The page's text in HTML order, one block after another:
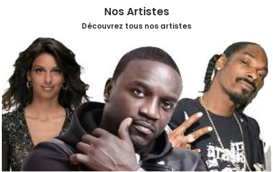
Nos Artistes
Découvrez tous nos artistes